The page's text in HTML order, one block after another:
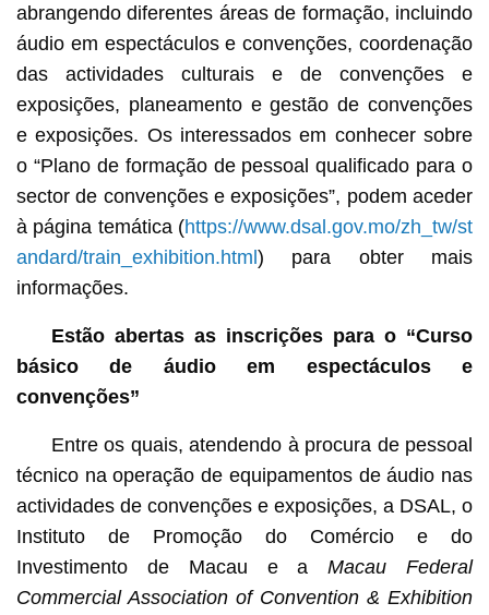
abrangendo diferentes áreas de formação, incluindo
áudio em espectáculos e convenções, coordenação
das actividades culturais e de convenções e
exposições, planeamento e gestão de convenções
e exposições. Os interessados em conhecer sobre
o “Plano de formação de pessoal qualificado para o
sector de convenções e exposições”, podem aceder
à página temática (https://www.dsal.gov.mo/zh_tw/st
andard/train_exhibition.html ) para obter mais
informações.
Estão abertas as inscrições para o “Curso
básico de áudio em espectáculos e
convenções”
Entre os quais, atendendo à procura de pessoal
técnico na operação de equipamentos de áudio nas
actividades de convenções e exposições, a DSAL, o
Instituto de Promoção do Comércio e do
Investimento de Macau e aMacau Federal
Commercial Association of Convention & Exhibition